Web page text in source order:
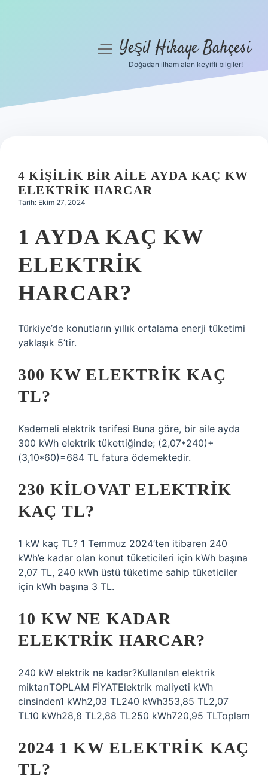
Hakkımızda
menüyüYeşil Hikaye Bahçesi
Doğadan ilham alan keyifli bilgiler!
4 KIŞILIK BIR AILE AYDA KAÇ KW
ELEKTRIK HARCAR
Tarih: Ekim 27, 2024
1 AYDA KAÇ KW
ELEKTRIK
HARCAR?
Türkiye’de konutların yıllık ortalama enerji tüketimi
yaklaşık 5’tir.
300 KW ELEKTRIK KAÇ
TL?
Kademeli elektrik tarifesi Buna göre, bir aile ayda
300 kWh elektrik tükettiğinde; (2,07*240)+
(3,10*60)=684 TL fatura ödemektedir.
230 KILOVAT ELEKTRIK
KAÇ TL?
1 kW kaç TL? 1 Temmuz 2024’ten itibaren 240
kWh’e kadar olan konut tüketicileri için kWh başına
2,07 TL, 240 kWh üstü tüketime sahip tüketiciler
için kWh başına 3 TL.
10 KW NE KADAR
ELEKTRIK HARCAR?
240 kW elektrik ne kadar?Kullanılan elektrik
miktarıTOPLAM FİYATElektrik maliyeti kWh
cinsinden1 kWh2,03 TL240 kWh353,85 TL2,07
TL10 kWh28,8 TL2,88 TL250 kWh720,95 TLToplam
2024 1 KW ELEKTRIK KAÇ
TL?